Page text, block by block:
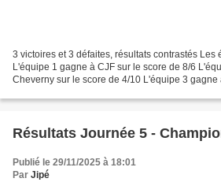
3 victoires et 3 défaites, résultats contrastés Les
L'équipe 1 gagne à CJF sur le score de 8/6
Cheverny sur le score de 4/10 L'équipe 3 gagne
Résultats Journée 5 -
Publié le 29/11/2025 à 18:01
Par Jipé